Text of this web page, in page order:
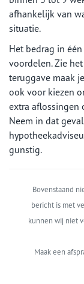
afhankelijk van
situatie.
Het bedrag in
voordelen. Zie
teruggave maak
ook voor kiezen
extra aflossingen
Neem in dat
gunstig.
Bovenstaand
bericht is met
kunnen wij niet
Maak een